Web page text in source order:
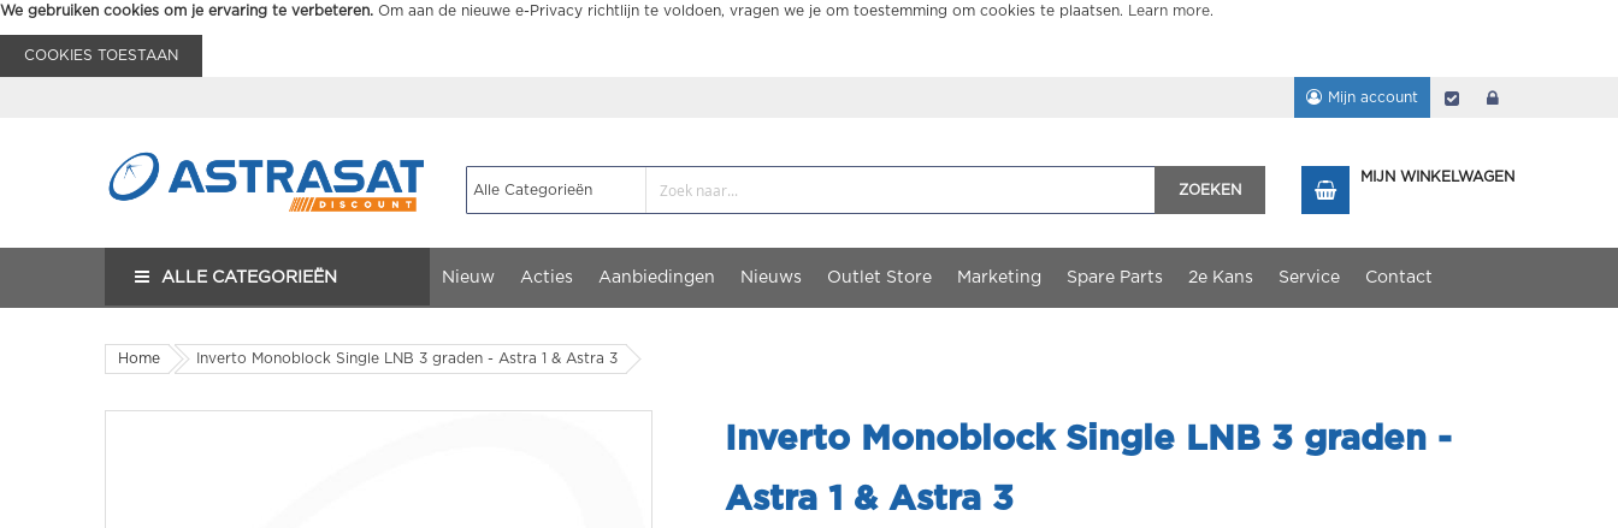
We gebruiken cookies om je ervaring te verbeteren. Om aan de nieuwe e-Privacy richtlijn te voldoen, vragen we je om toestemming om cookies te plaatsen. Learn more.
COOKIES TOESTAAN
Mijn account Afrekenen
ZOEKEN
MIJN WINKELWAGEN
ALLE CATEGORIEËN Nieuw Acties Aanbiedingen Nieuws Outlet Store Marketing Spare Parts 2e Kans Service Contact
Home Inverto Monoblock Single LNB 3 graden - Astra 1 & Astra 3
Inverto Monoblock Single LNB 3 graden -
Astra 1 & Astra 3